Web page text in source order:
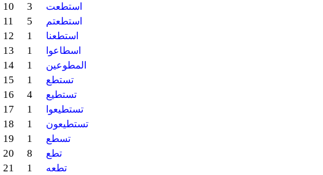
10 3 استطعت
11 5 استطعتم
12 1 استطعنا
13 1 اسطاعوا
14 1 المطوعين
15 1 تستطع
16 4 تستطيع
17 1 تستطيعوا
18 1 تستطيعون
19 1 تسطع
20 8 تطع
21 1 تطعه